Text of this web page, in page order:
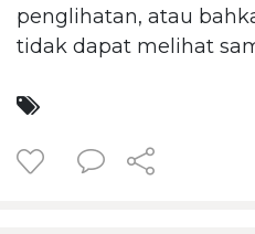
penglihatan, atau
tidak dapat melihat